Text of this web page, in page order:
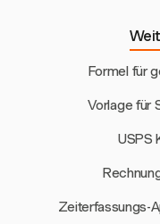
Formel für
Vorlage für
USPS
Zeiterfassungs-